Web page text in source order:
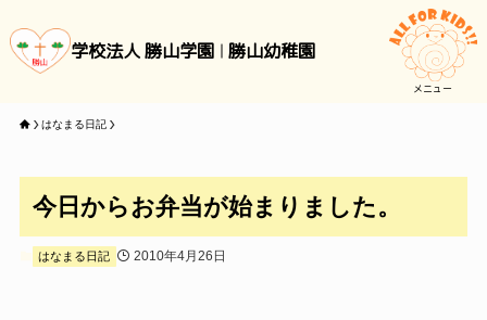
学校法人 勝山学園 勝山幼稚園
メニュー
はなまる日記
今日からお弁当が始まりました。
はなまる日記 2010年4月26日